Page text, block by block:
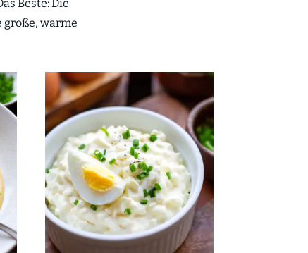
Beste: Die
große, warme